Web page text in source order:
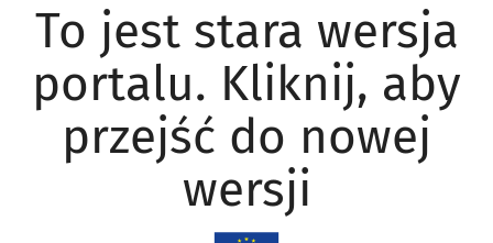
To jest stara wersja
portalu. Kliknij, aby
przejść do nowej
wersji